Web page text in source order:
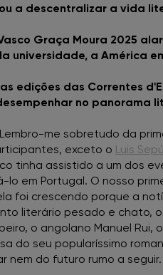
FNAC Av
FNAC
FNAC
FNAC
FNAC
a descentralizar a vida
Graça Moura 2025
universidade, a América
edições das Correntes
no panorama
me sobretudo da
exceto o Luis
tinha assistido a um dos
em Portugal. O nosso
foi crescendo porque a
literário pesado e
o angolano Manuel Rui,
do seu popularíssimo
nem do futuro rumo a seguir.